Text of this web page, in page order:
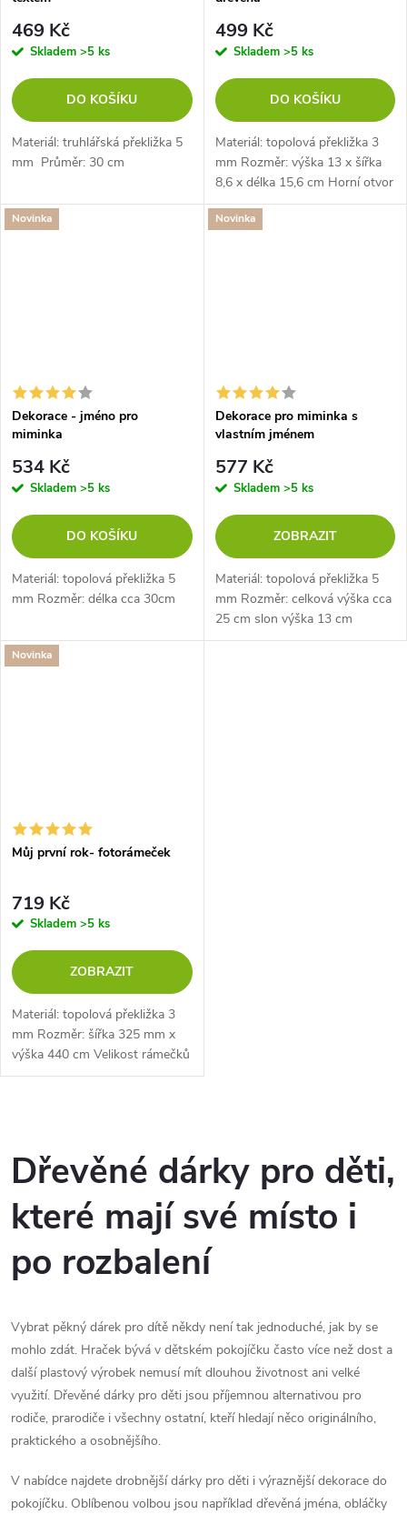
469 Kč
Skladem >5 ks
DO KOŠÍKU
Materiál: truhlářská překližka 5
mm Průměr: 30 cm
499 Kč
Skladem >5 ks
DO KOŠÍKU
Materiál: topolová překližka 3
mm Rozměr: výška 13 x šířka
8,6 x délka 15,6 cm Horní otvor
na mince: 3,5 x 0,5 cm Spodní
otvor: 5 cm
Novinka
Dekorace - jméno pro
miminka
534 Kč
Skladem >5 ks
DO KOŠÍKU
Materiál: topolová překližka 5
mm Rozměr: délka cca 30cm
Novinka
Dekorace pro miminka s
vlastním jménem
577 Kč
Skladem >5 ks
ZOBRAZIT
Materiál: topolová překližka 5
mm Rozměr: celková výška cca
25 cm slon výška 13 cm
Novinka
Můj první rok- fotorámeček
719 Kč
Skladem >5 ks
ZOBRAZIT
Materiál: topolová překližka 3
mm Rozměr: šířka 325 mm x
výška 440 cm Velikost rámečků
na fotku: šířka 57 mm x výška
v
l
á
d
a
c
í
p
r
v
Dřevěné dárky pro děti,
které mají své místo i
po rozbalení
Vybrat pěkný dárek pro dítě někdy není tak jednoduché, jak by se
mohlo zdát. Hraček bývá v dětském pokojíčku často více než dost a
další plastový výrobek nemusí mít dlouhou životnost ani velké
využití. Dřevěné dárky pro děti jsou příjemnou alternativou pro
rodiče, prarodiče i všechny ostatní, kteří hledají něco originálního,
praktického a osobnějšího.
V nabídce najdete drobnější dárky pro děti i výraznější dekorace do
pokojíčku. Oblíbenou volbou jsou například dřevěná jména, obláčky